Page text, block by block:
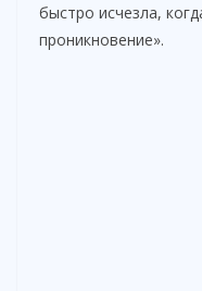
быстро исчезла,
проникновение».